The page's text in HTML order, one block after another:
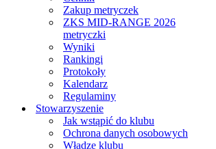
Zakup metryczek
ZKS MID-RANGE 2026
metryczki
Wyniki
Rankingi
Protokoły
Kalendarz
Regulaminy
Stowarzyszenie
Jak wstąpić do klubu
Ochrona danych osobowych
Władze klubu